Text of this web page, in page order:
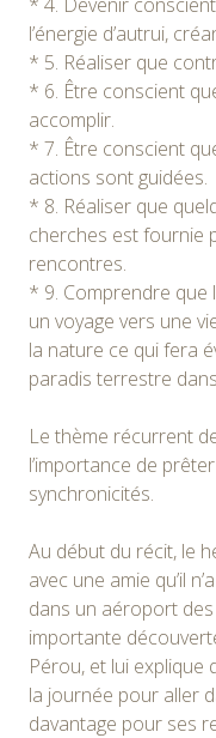
l’énergie d’autrui,
* 5. Réaliser que
* 6. Être conscient
accomplir.
* 7. Être conscient
actions sont guidées.
* 8. Réaliser que
cherches est fournie
rencontres.
* 9. Comprendre que
un voyage vers une
la nature ce qui fera
paradis terrestre
Le thème récurrent
l’importance de
synchronicités.
Au début du récit, le
avec une amie qu’il
dans un aéroport des
importante
Pérou, et lui explique
la journée pour aller
davantage pour ses